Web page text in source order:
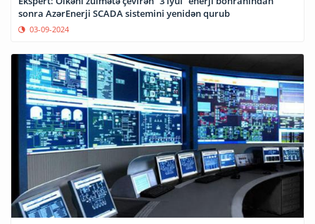
sonra AzərEnerji SCADA sistemini yenidən qurub
03-09-2024